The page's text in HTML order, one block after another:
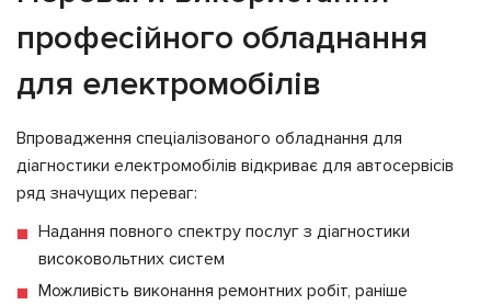
професійного обладнання
для електромобілів
Впровадження спеціалізованого обладнання для
діагностики електромобілів відкриває для автосервісів
ряд значущих переваг:
Надання повного спектру послуг з діагностики
високовольтних систем
Можливість виконання ремонтних робіт, раніше